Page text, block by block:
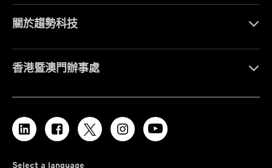
關於趨勢科技
香港暨澳門辦事處
Select a language